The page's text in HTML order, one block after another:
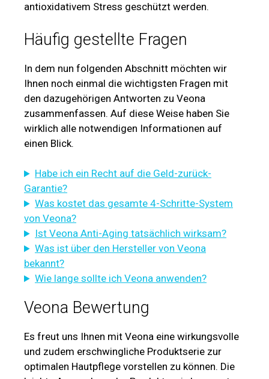
antioxidativem Stress geschützt werden.
Häufig gestellte Fragen
In dem nun folgenden Abschnitt möchten wir
Ihnen noch einmal die wichtigsten Fragen mit
den dazugehörigen Antworten zu Veona
zusammenfassen. Auf diese Weise haben Sie
wirklich alle notwendigen Informationen auf
einen Blick.
Habe ich ein Recht auf die Geld-zurück-
Garantie?
Was kostet das gesamte 4-Schritte-System
von Veona?
Ist Veona Anti-Aging tatsächlich wirksam?
Was ist über den Hersteller von Veona
bekannt?
Wie lange sollte ich Veona anwenden?
Veona Bewertung
Es freut uns Ihnen mit Veona eine wirkungsvolle
und zudem erschwingliche Produktserie zur
optimalen Hautpflege vorstellen zu können. Die